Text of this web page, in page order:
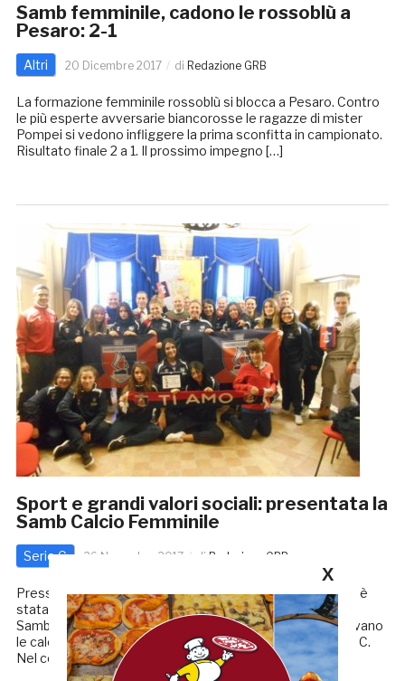
Samb femminile, cadono le rossoblù a
Pesaro: 2-1
Altri 20 Dicembre 2017 di Redazione GRB
La formazione femminile rossoblù si blocca a Pesaro. Contro
le più esperte avversarie biancorosse le ragazze di mister
Pompei si vedono infliggere la prima sconfitta in campionato.
Risultato finale 2 a 1. Il prossimo impegno […]
Sport e grandi valori sociali: presentata la
Samb Calcio Femminile
Serie C 26 Novembre 2017 di Redazione GRB
Presso la sala consiliare del Comune di Acquaviva Picena è
stata ufficialmente presentata la squadra della
Sambenedettese Calcio femminile. Nel comune acquavivano
le calciatrici disputeranno le gare del campionato di Serie C.
Nel corso della […]
X